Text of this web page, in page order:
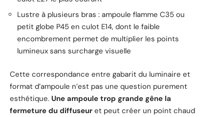
Lustre à plusieurs bras : ampoule flamme C35 ou
petit globe P45 en culot E14, dont le faible
encombrement permet de multiplier les points
lumineux sans surcharge visuelle
Cette correspondance entre gabarit du luminaire et
format d’ampoule n’est pas une question purement
esthétique. Une ampoule trop grande gêne la
fermeture du diffuseur et peut créer un point chaud